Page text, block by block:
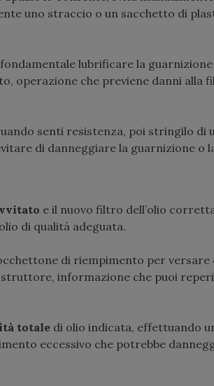
uno straccio o un sacchetto di
fondamentale lubrificare la
operazione che previene danni alla
senti resistenza, poi stringilo di
di danneggiare la guarnizione o
e il nuovo filtro dell’olio
di qualità adeguata.
di riempimento per versare
informazione che puoi
totale di olio indicata, effettuando
eccessivo che potrebbe